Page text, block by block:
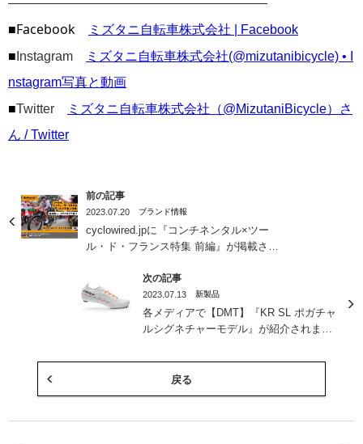
————————————————————
■Facebook ミズタニ自転車株式会社 | Facebook
■ Instagram
ミズタニ自転車株式会社(@mizutanibicycle) • I
nstagram写真と動画
■Twitter
ミズタニ自転車株式会社（@MizutaniBicycle）さ
ん / Twitter
前の記事
2023.07.20 ブランド情報
cyclowired.jpに『コンチネンタル×ツー
ル・ド・フランス特集 前編』が掲載され
次の記事
2023.07.13 新製品
各メディアで【DMT】『KR SL ポガチャ
ルシグネチャーモデル』が紹介されまし
戻る